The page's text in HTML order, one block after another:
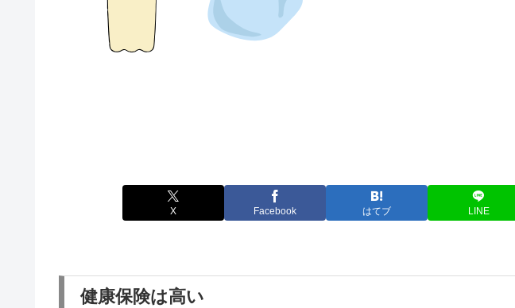
X Facebook はてブ LINE
健康保険は高い